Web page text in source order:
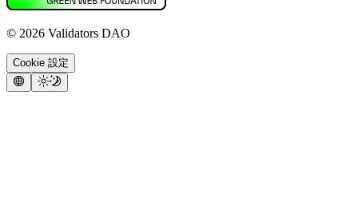
© 2026 Validators DAO
Cookie 設定